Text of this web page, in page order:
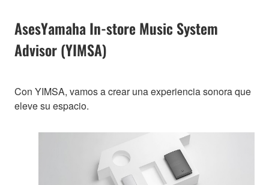
AsesYamaha In-store Music System
Advisor (YIMSA)
Con YIMSA, vamos a crear una experiencia sonora que
eleve su espacio.